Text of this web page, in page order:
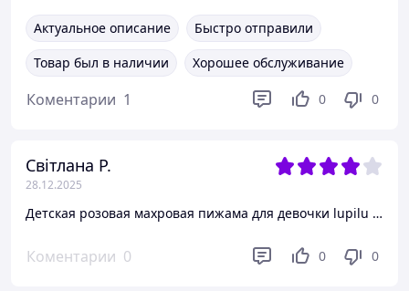
Актуальное описание
Быстро отправили
Товар был в наличии
Хорошее обслуживание
Коментарии 1 0 0
Світлана Р.
28.12.2025
Детская розовая махровая пижама для девочки lupilu теплый костюм для дома 122-128 см (6-8Y)
Коментарии 0 0 0